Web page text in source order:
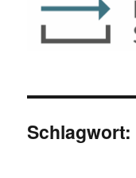
Schlagwort: